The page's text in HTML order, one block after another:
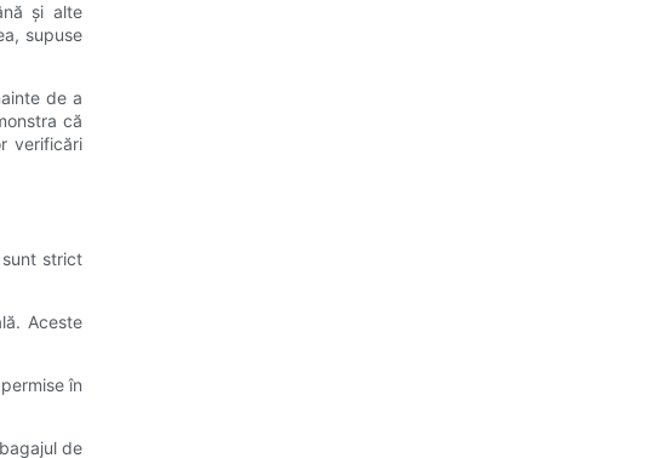
și alte
supuse
de a
că
verificări
strict
Aceste
în
de